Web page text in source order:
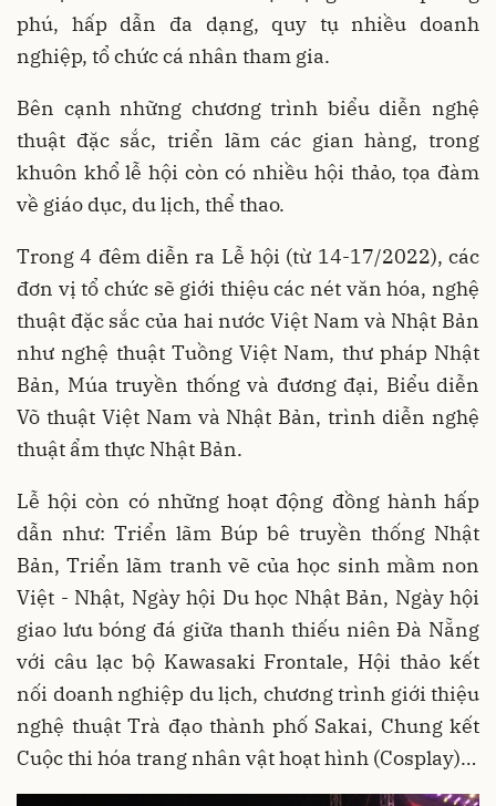
phú, hấp dẫn đa dạng, quy tụ nhiều doanh
nghiệp, tổ chức cá nhân tham gia.
Bên cạnh những chương trình biểu diễn nghệ
thuật đặc sắc, triển lãm các gian hàng, trong
khuôn khổ lễ hội còn có nhiều hội thảo, tọa đàm
về giáo dục, du lịch, thể thao.
Trong 4 đêm diễn ra Lễ hội (từ 14-17/2022), các
đơn vị tổ chức sẽ giới thiệu các nét văn hóa, nghệ
thuật đặc sắc của hai nước Việt Nam và Nhật Bản
như nghệ thuật Tuồng Việt Nam, thư pháp Nhật
Bản, Múa truyền thống và đương đại, Biểu diễn
Võ thuật Việt Nam và Nhật Bản, trình diễn nghệ
thuật ẩm thực Nhật Bản.
Lễ hội còn có những hoạt động đồng hành hấp
dẫn như: Triển lãm Búp bê truyền thống Nhật
Bản, Triển lãm tranh vẽ của học sinh mầm non
Việt - Nhật, Ngày hội Du học Nhật Bản, Ngày hội
giao lưu bóng đá giữa thanh thiếu niên Đà Nẵng
với câu lạc bộ Kawasaki Frontale, Hội thảo kết
nối doanh nghiệp du lịch, chương trình giới thiệu
nghệ thuật Trà đạo thành phố Sakai, Chung kết
Cuộc thi hóa trang nhân vật hoạt hình (Cosplay)…